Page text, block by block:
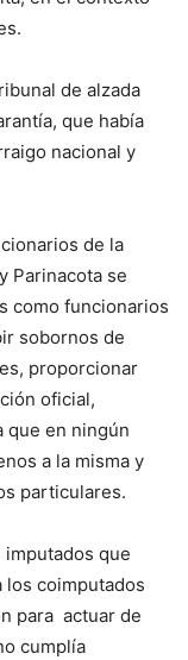
de alzada
que había
nacional y
de la
Parinacota se
como funcionarios
sobornos de
proporcionar
oficial,
que en ningún
a la misma y
particulares.
imputados que
los coimputados
para actuar de
cumplía